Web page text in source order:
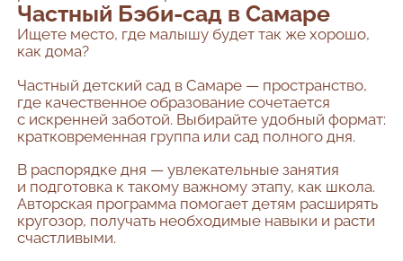
Частный Бэби-сад в Самаре
Ищете место, где малышу будет так же хорошо,
как дома?
Частный детский сад в Самаре — пространство,
где качественное образование сочетается
с искренней заботой. Выбирайте удобный формат:
кратковременная группа или сад полного дня.
В распорядке дня — увлекательные занятия
и подготовка к такому важному этапу, как школа.
Авторская программа помогает детям расширять
кругозор, получать необходимые навыки и расти
счастливыми.